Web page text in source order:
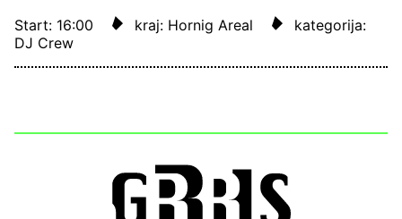
Start: 16:00 kraj: Hornig Areal
kategorija:
DJ Crew